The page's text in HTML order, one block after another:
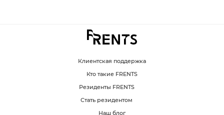
Клиентская поддержка
Кто такие FRENTS
Резиденты FRENTS
Стать резидентом
Наш блог